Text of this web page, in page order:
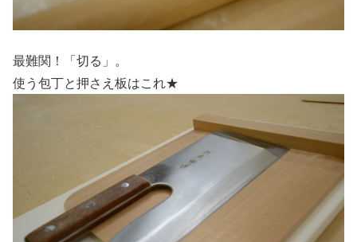
最難関！「切る」。
使う包丁と押さえ板はこれ★